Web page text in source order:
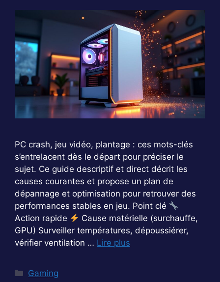
PC crash, jeu vidéo, plantage : ces mots-clés
s’entrelacent dès le départ pour préciser le
sujet. Ce guide descriptif et direct décrit les
causes courantes et propose un plan de
dépannage et optimisation pour retrouver des
performances stables en jeu. Point clé
Action rapide
Cause matérielle (surchauffe,
GPU) Surveiller températures, dépoussiérer,
vérifier ventilation … Lire plus
Catégories
Gaming